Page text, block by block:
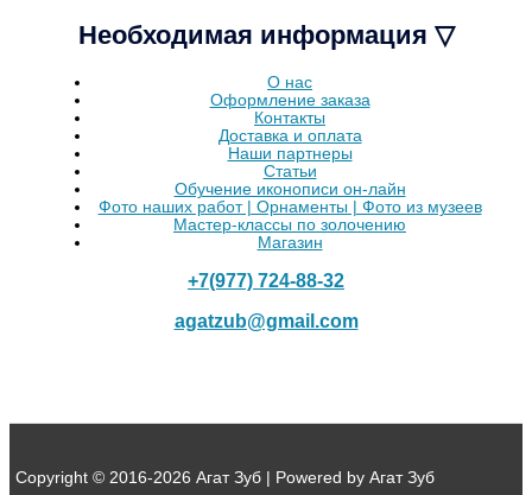
Необходимая информация ▽
О нас
Оформление заказа
Контакты
Доставка и оплата
Наши партнеры
Статьи
Обучение иконописи он-лайн
Фото наших работ | Орнаменты | Фото из музеев
Мастер-классы по золочению
Магазин
+7(977) 724-88-32
agatzub@gmail.com
Copyright © 2016-2026 Агат Зуб | Powered by Агат Зуб